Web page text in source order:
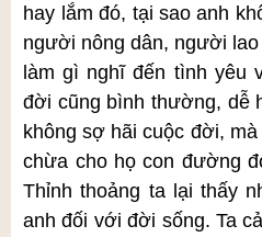
hay lắm đó, tại sao anh
người nông dân, người
làm gì nghĩ đến tình yêu
đời cũng bình thường, dễ
không sợ hãi cuộc đời,
chừa cho họ con đường
Thỉnh thoảng ta lại thấy
anh đối với đời sống. Ta